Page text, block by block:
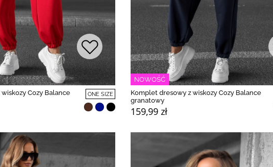
Cozy Balance
ONE SIZE
NOWOŚĆ
Komplet dresowy z wiskozy Cozy Balance
granatowy
159,99 zł